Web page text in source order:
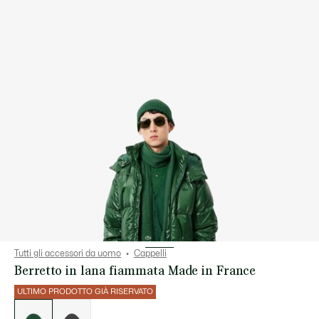
Tutti gli accessori da uomo Cappelli
Berretto in lana fiammata Made in France
ULTIMO PRODOTTO GIÀ RISERVATO
varianti